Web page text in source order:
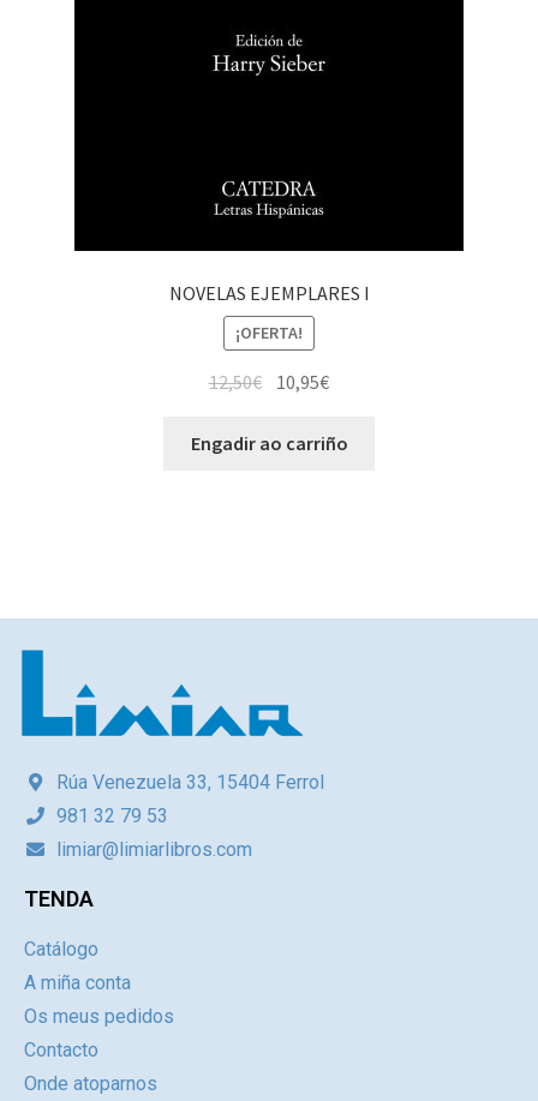
NOVELAS EJEMPLARES I
¡OFERTA!
12,50€ 10,95€
Engadir ao carriño
Rúa Venezuela 33, 15404 Ferrol
981 32 79 53
limiar@limiarlibros.com
TENDA
Catálogo
A miña conta
Os meus pedidos
Contacto
Onde atoparnos